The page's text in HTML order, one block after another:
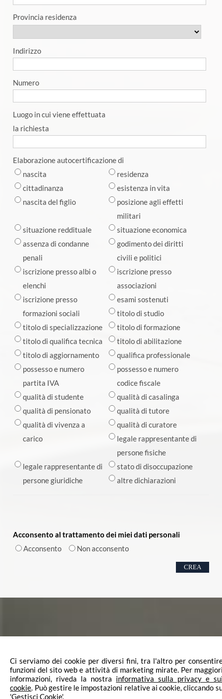
Ci serviamo dei cookie per diversi fini, tra l'altro per
funzioni del sito web e attività di marketing mirate. Per
informazioni, riveda la nostra informativa sulla privacy e
cookie. Può gestire le impostazioni relative ai cookie, cliccando
'Gestisci Cookie'.
Provincia residenza
Indirizzo
Numero
Luogo in cui viene effettuata
la richiesta
Elaborazione autocertificazione di
nascita
residenza
cittadinanza
esistenza in vita
nascita del figlio
posizione agli effetti
militari
situazione reddituale
situazione economica
assenza di condanne
penali
godimento dei diritti
civili e politici
iscrizione presso albi o
elenchi
iscrizione presso
associazioni
iscrizione presso
formazioni sociali
esami sostenuti
titolo di studio
titolo di specializzazione
titolo di formazione
titolo di qualifica tecnica
titolo di abilitazione
titolo di aggiornamento
qualifica professionale
possesso e numero
partita IVA
possesso e numero
codice fiscale
qualità di studente
qualità di casalinga
qualità di pensionato
qualità di tutore
qualità di vivenza a
carico
qualità di curatore
legale rappresentante di
persone fisiche
legale rappresentante di
persone giuridiche
stato di disoccupazione
altre dichiarazioni
Acconsento al trattamento dei miei dati personali
Acconsento
Non acconsento
SEDE PRINCIPALE: Viale della Repubblica 253 - 31100 Treviso
UFFICIO SECONDARIO: Via Roma 121 - 31056 Roncade (TV)